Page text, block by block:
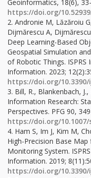
Geoinformatics, 18(6),
https://doi.org/
2. Andronie M, Lăzăroiu
Dijmărescu A,
Deep Learning-Based
Geospatial Simulation
of Robotic Things.
Information. 2023;
https://doi.org/10.3390/
3. Bill, R., Blankenbach,
Information Research:
Perspectives. PFG 90,
https://doi.org/10.1007/
4. Ham S, Im J, Kim M,
High-Precision Base
Monitoring System.
Information. 2019;
https://doi.org/10.3390/